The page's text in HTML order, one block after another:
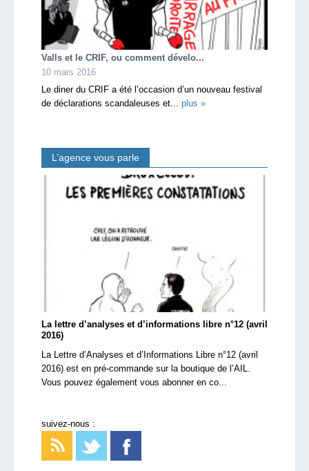
Valls et le CRIF, ou comment dévelo...
10 mars 2016
Le diner du CRIF a été l’occasion d’un nouveau festival
de déclarations scandaleuses et... plus »
L’agence vous parle
La lettre d’analyses et d’informations libre n°12 (avril
2016)
La Lettre d’Analyses et d’Informations Libre n°12 (avril
2016) est en pré-commande sur la boutique de l’AIL.
Vous pouvez également vous abonner en co...
suivez-nous :